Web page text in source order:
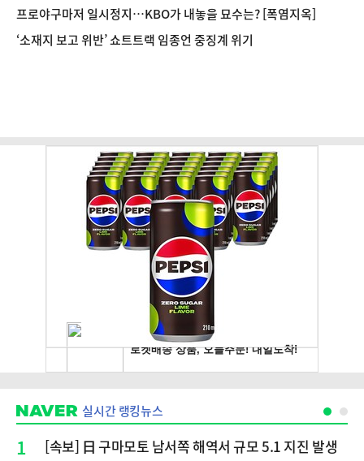
프로야구마저 일시정지…KBO가 내놓을 묘수는? [폭염지옥]
‘소재지 보고 위반’ 쇼트트랙 임종언 중징계 위기
실시간 랭킹뉴스
1 [속보] 日 구마모토 남서쪽 해역서 규모 5.1 지진 발생